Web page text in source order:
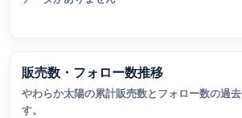
販売数・フォロー数推移
やわらか太陽の累計販売数とフォロー数の過
す。